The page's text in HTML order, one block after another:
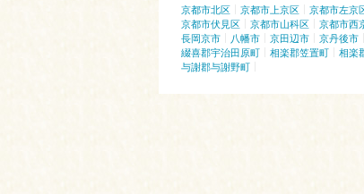
京都市北区 京都市上京区 京都市左京
京都市伏見区
京都市山科区 京都市西
長岡京市
八幡市 京田辺市 京丹後市
綴喜郡宇治田原町
相楽郡笠置町 相楽
与謝郡与謝野町